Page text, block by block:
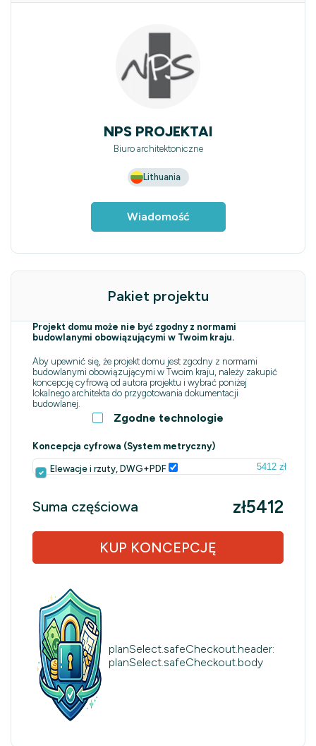
NPS PROJEKTAI
Biuro architektoniczne
Lithuania
Wiadomość
Pakiet projektu
Projekt domu może nie być zgodny z normami
budowlanymi obowiązującymi w Twoim kraju.
Aby upewnić się, że projekt domu jest zgodny z normami
budowlanymi obowiązującymi w Twoim kraju, należy zakupić
koncepcję cyfrową od autora projektu i wybrać poniżej
lokalnego architekta do przygotowania dokumentacji
budowlanej.
Zgodne technologie
Koncepcja cyfrowa (System metryczny)
Elewacje i rzuty, DWG+PDF 5412 zł
Suma częściowa zł5412
KUP KONCEPCJĘ
planSelect.safeCheckout.header:
planSelect.safeCheckout.body